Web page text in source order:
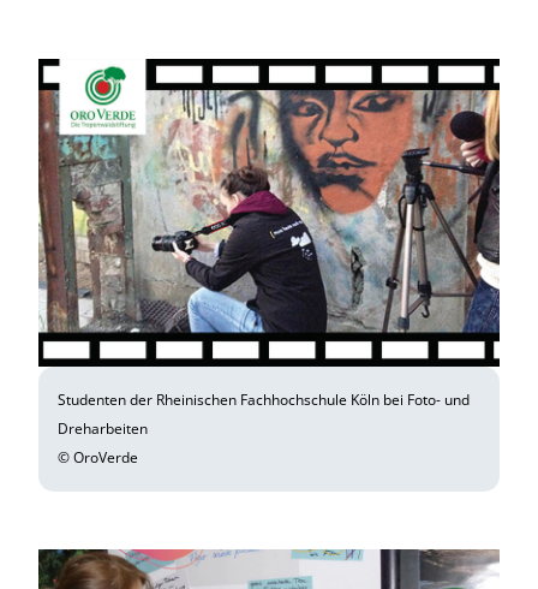
Studenten der Rheinischen Fachhochschule Köln bei Foto- und
Dreharbeiten
© OroVerde